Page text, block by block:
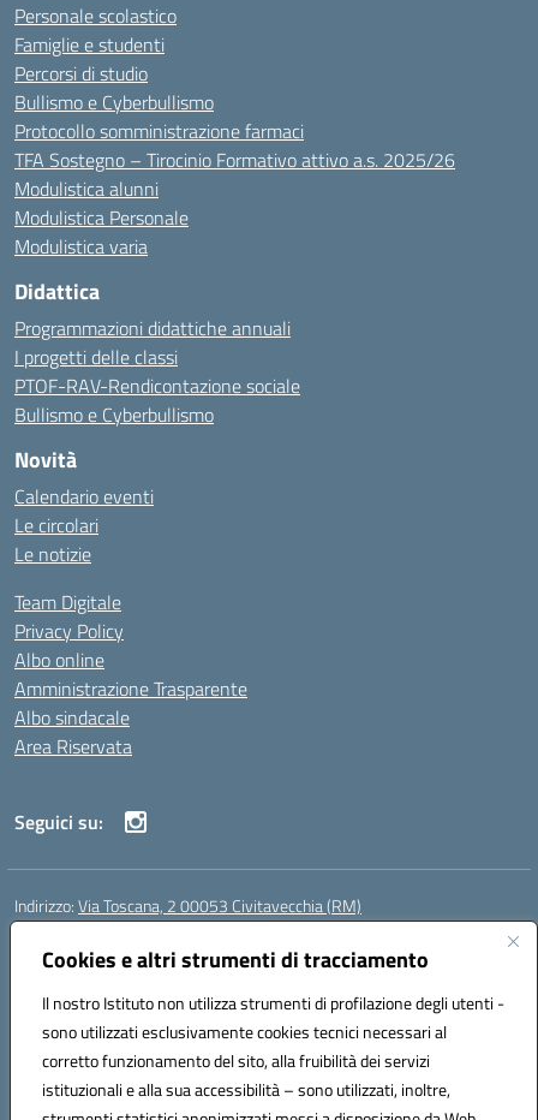
Cookies e altri strumenti di tracciamento
Il nostro Istituto non utilizza strumenti di profilazione degli utenti -
sono utilizzati esclusivamente cookies tecnici necessari al
corretto funzionamento del sito, alla fruibilità dei servizi
istituzionali e alla sua accessibilità – sono utilizzati, inoltre,
Personale scolastico
Famiglie e studenti
Percorsi di studio
Bullismo e Cyberbullismo
Protocollo somministrazione farmaci
TFA Sostegno – Tirocinio Formativo attivo a.s. 2025/26
Modulistica alunni
Modulistica Personale
Modulistica varia
Didattica
Programmazioni didattiche annuali
I progetti delle classi
PTOF-RAV-Rendicontazione sociale
Bullismo e Cyberbullismo
Novità
Calendario eventi
Le circolari
Le notizie
Team Digitale
Privacy Policy
Albo online
Amministrazione Trasparente
Albo sindacale
Area Riservata
Seguici su:
Indirizzo:Via Toscana, 2 00053 Civitavecchia (RM)
Centralino:
Posta elettronica certificata (PEC):rmic8b900g@pec.istruzione.it
Codice fiscale: 91038380589
Codice meccanografico:RMIC8B900G
Codice Indice delle Pubbliche Amministrazioni (IPA): istsc_rmic8b900g
Codice unico di fatturazione (CUF): UFP4NO